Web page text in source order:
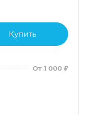
Купить
От 1 000 ₽